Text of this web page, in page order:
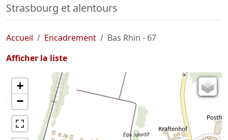
Strasbourg et alentours
Accueil Encadrement
Bas Rhin - 67
Afficher la liste
+
−
Carte de l'état-major (1820-1866)
Parcellaire cadastral
Plan IGN